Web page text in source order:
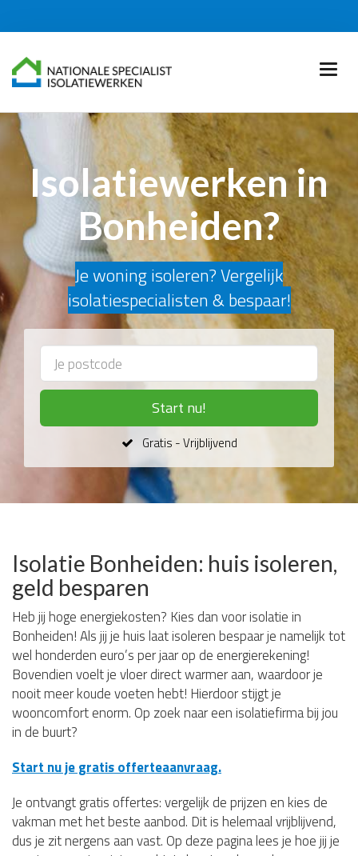
Isolatiewerken in
Bonheiden?
Je woning isoleren? Vergelijk
isolatiespecialisten & bespaar!
Start nu!
Gratis - Vrijblijvend
Isolatie Bonheiden: huis isoleren,
geld besparen
Heb jij hoge energiekosten? Kies dan voor isolatie in
Bonheiden! Als jij je huis laat isoleren bespaar je namelijk tot
wel honderden euro’s per jaar op de energierekening!
Bovendien voelt je vloer direct warmer aan, waardoor je
nooit meer koude voeten hebt! Hierdoor stijgt je
wooncomfort enorm. Op zoek naar een isolatiefirma bij jou
in de buurt?
Start nu je gratis offerteaanvraag.
Je ontvangt gratis offertes: vergelijk de prijzen en kies de
vakman met het beste aanbod. Dit is helemaal vrijblijvend,
dus je zit nergens aan vast. Op deze pagina lees je hoe jij je